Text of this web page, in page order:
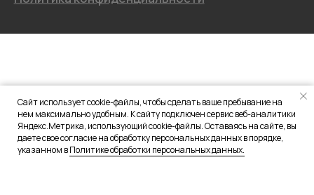
Сайт использует cookie-файлы, чтобы сделать ваше пребывание на
нем максимально удобным. К сайту подключен сервис веб-аналитики
Яндекс.Метрика, использующий cookie-файлы. Оставаясь на сайте, вы
даете свое согласие на обработку персональных данных в порядке,
указанном вПолитике обработки персональных данных.